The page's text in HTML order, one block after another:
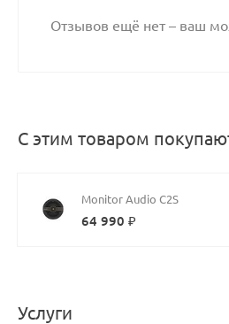
Отзывов ещё нет – ваш
С этим товаром
Monitor Audio C2S
64 990 ₽
Услуги